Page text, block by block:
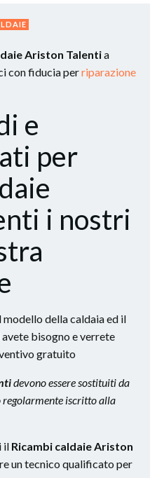
Ariston Talentia
con fiducia perriparazione
e
per
i nostri
della caldaia ed il
bisogno e verrete
gratuito
devono essere sostituiti da
iscritto alla
il Ricambi caldaie Ariston
un tecnico qualificato per